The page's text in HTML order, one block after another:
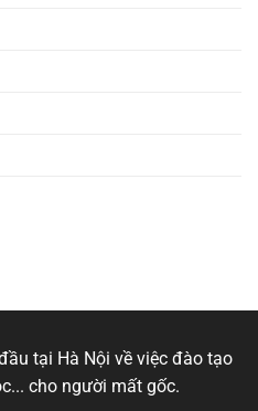
tại Hà Nội về việc đào tạo
cho người mất gốc.